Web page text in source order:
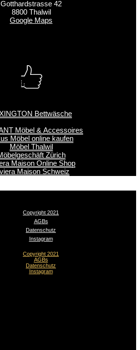
Gotthardstrasse 42
8800 Thalwil
Google Maps
Bettwäsche
Möbel & Accessoires
Möbel online kaufen
Möbel Thalwil
Zürich
Maison Online Shop
Maison Schweiz
Copyright 2021
AGBs
Datenschutz
Instagram
Copyright 2021
AGBs
Datenschutz
Instagram